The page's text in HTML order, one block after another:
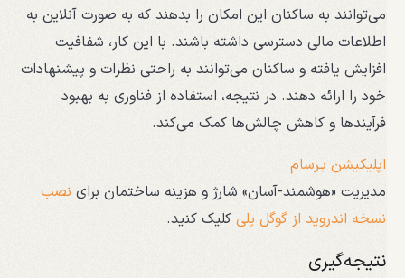
می‌توانند به ساکنان این امکان را بدهند که به صورت آنلاین به
اطلاعات مالی دسترسی داشته باشند. با این کار، شفافیت
افزایش یافته و ساکنان می‌توانند به راحتی نظرات و پیشنهادات
خود را ارائه دهند. در نتیجه، استفاده از فناوری به بهبود
فرآیندها و کاهش چالش‌ها کمک می‌کند.
اپلیکیشن بـرسام
مدیریت «هوشمند-آسان» شارژ و هزینه ساختمان براینصب
نسخه اندروید از گوگل پلیکلیک کنید.
نتیجه‌گیری